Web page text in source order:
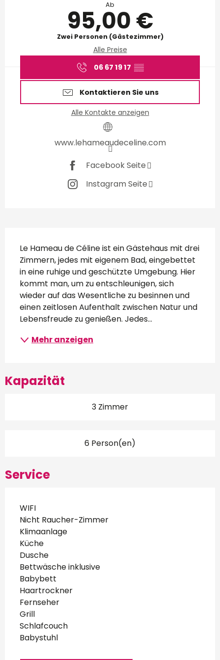
Ab
95,00 €
Zwei Personen (Gästezimmer)
Alle Preise
06 67 19 17 ▒▒
Kontaktieren Sie uns
Alle Kontakte anzeigen
www.lehameaudeceline.com
Facebook Seite
Instagram Seite
Beschreibung
Le Hameau de Céline ist ein Gästehaus mit drei
Zimmern, jedes mit eigenem Bad, eingebettet
in eine ruhige und geschützte Umgebung. Hier
kommt man, um zu entschleunigen, sich
wieder auf das Wesentliche zu besinnen und
einen zeitlosen Aufenthalt zwischen Natur und
Lebensfreude zu genießen. Jedes...
Mehr anzeigen
Kapazität
3 Zimmer
6 Person(en)
Service
WIFI
Nicht Raucher-Zimmer
Klimaanlage
Küche
Dusche
Bettwäsche inklusive
Babybett
Haartrockner
Fernseher
Grill
Schlafcouch
Babystuhl